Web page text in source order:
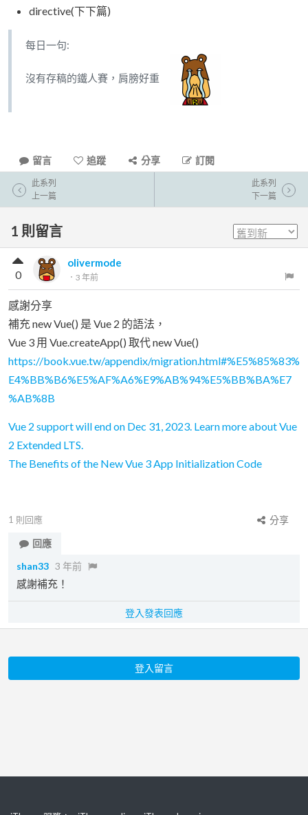
directive(下下篇)
每日一句:
沒有存稿的鐵人賽，肩膀好重
留言 追蹤 分享 訂閱
此系列
上一篇
此系列
下一篇
1 則留言
olivermode
． 3 年前
0
感謝分享
補充 new Vue() 是 Vue 2 的語法，
Vue 3 用 Vue.createApp() 取代 new Vue()
https://book.vue.tw/appendix/migration.html#%E5%85%83%
E4%BB%B6%E5%AF%A6%E9%AB%94%E5%BB%BA%E7
%AB%8B
Vue 2 support will end on Dec 31, 2023. Learn more about Vue
2 Extended LTS.
The Benefits of the New Vue 3 App Initialization Code
1 則回應
分享
回應
shan33 3 年前
感謝補充！
登入發表回應
登入留言